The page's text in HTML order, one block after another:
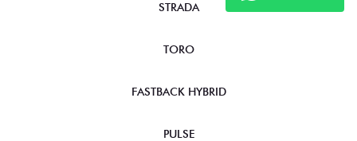
STRADA
TORO
FASTBACK HYBRID
PULSE